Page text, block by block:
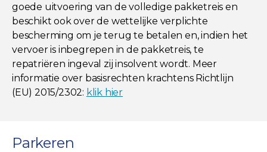
goede uitvoering van de volledige pakketreis en
beschikt ook over de wettelijke verplichte
bescherming om je terug te betalen en, indien het
vervoer is inbegrepen in de pakketreis, te
repatriëren ingeval zij insolvent wordt. Meer
informatie over basisrechten krachtens Richtlijn
(EU) 2015/2302: klik hier
Parkeren